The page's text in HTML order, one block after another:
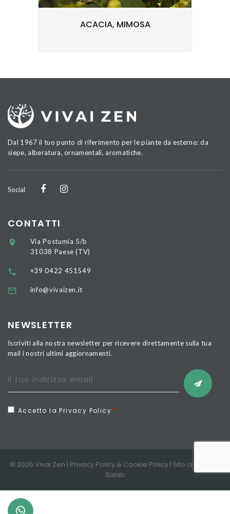
ACACIA, MIMOSA
Dal 1967 il tuo punto di riferimento per le piante da esterno: da
siepe, alberatura, ornamentali, aromatiche.
Social
CONTATTI
Via Postumia 5/b
31038 Paese (TV)
+39 0422 451549
info@vivaizen.it
NEWSLETTER
Iscriviti alla nostra newsletter per ricevere direttamente sulla tua
mail i nostri ultimi aggiornamenti.
Accetto la Privacy Policy
© 2026 Vivai Zen | Privacy Policy & Cookie Policy | Sito creato da
Sixlab